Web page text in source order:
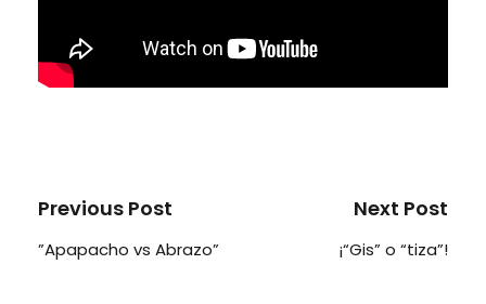
Previous Post
”Apapacho vs Abrazo”
Next Post
¡“Gis” o “tiza”!